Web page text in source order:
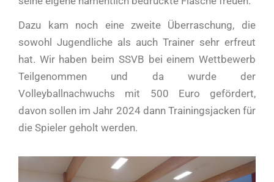
Dazu kam noch eine zweite Überraschung, die
sowohl Jugendliche als auch Trainer sehr erfreut
hat. Wir haben beim SSVB bei einem Wettbewerb
Teilgenommen und da wurde der
Volleyballnachwuchs mit 500 Euro gefördert,
davon sollen im Jahr 2024 dann Trainingsjacken für
die Spieler geholt werden.